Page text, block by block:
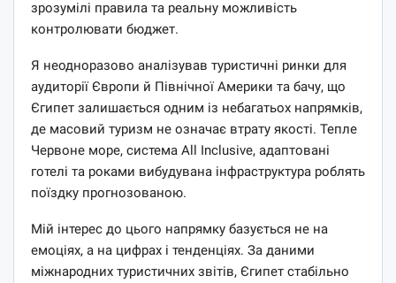
зрозумілі правила та реальну можливість
контролювати бюджет.
Я неодноразово аналізував туристичні ринки для
аудиторії Європи й Північної Америки та бачу, що
Єгипет залишається одним із небагатьох напрямків,
де масовий туризм не означає втрату якості. Тепле
Червоне море, система All Inclusive, адаптовані
готелі та роками вибудувана інфраструктура роблять
поїздку прогнозованою.
Мій інтерес до цього напрямку базується не на
емоціях, а на цифрах і тенденціях. За даними
міжнародних туристичних звітів, Єгипет стабільно